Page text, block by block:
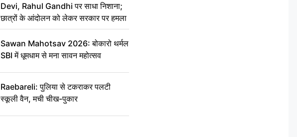
Devi, Rahul Gandhi पर साधा निशाना;
छात्रों के आंदोलन को लेकर सरकार पर हमला
Sawan Mahotsav 2026: बोकारो थर्मल
SBI में धूमधाम से मना सावन महोत्सव
Raebareli: पुलिया से टकराकर पलटी
स्कूली वैन, मची चीख-पुकार